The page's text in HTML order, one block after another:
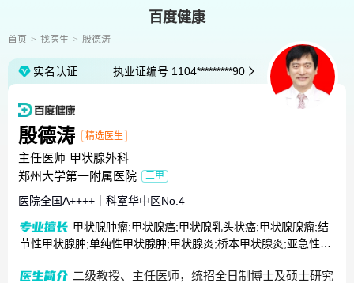
百度健康
首页 找医生 殷德涛
实名认证 执业证编号 1104*********90
殷德涛 精选医生
主任医师 甲状腺外科
郑州大学第一附属医院
三甲
医院全国A++++ 科室华中区No.4
甲状腺肿瘤;甲状腺癌;甲状腺乳头状癌;甲状腺腺瘤;结
节性甲状腺肿;单纯性甲状腺肿;甲状腺炎;桥本甲状腺炎;亚急性甲
二级教授、主任医师，统招全日制博士及硕士研究